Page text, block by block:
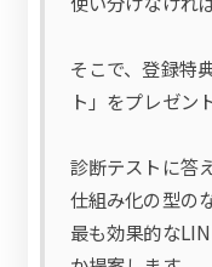
そこで、登録特
ト」をプレゼン
診断テストに答
仕組み化の型の
最も効果的な